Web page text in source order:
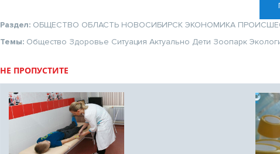
Раздел: ОБЩЕСТВО ОБЛАСТЬ НОВОСИБИРСК ЭКОНОМИКА
Темы: Общество Здоровье Ситуация Актуально Дети Зоопарк
НЕ ПРОПУСТИТЕ